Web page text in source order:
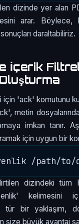
dizinde yer alan
arar. Böylece,
daraltabiliriz.
İçerik
'ack' komutunu
metin
imkan tanır.
için uygun bir
dizindeki tüm
kelimesini
tür bir yaklaşım,
size büyük avantaj